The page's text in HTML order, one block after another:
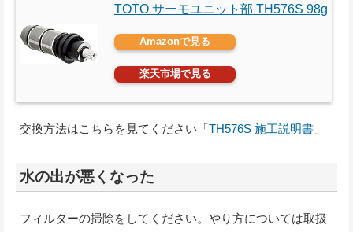
TOTO サーモユニット部 TH576S 98g
Amazonで見る
楽天市場で見る
交換方法はこちらを見てください「TH576S 施工説明書 」
水の出が悪くなった
フィルターの掃除をしてください。やり方については取扱